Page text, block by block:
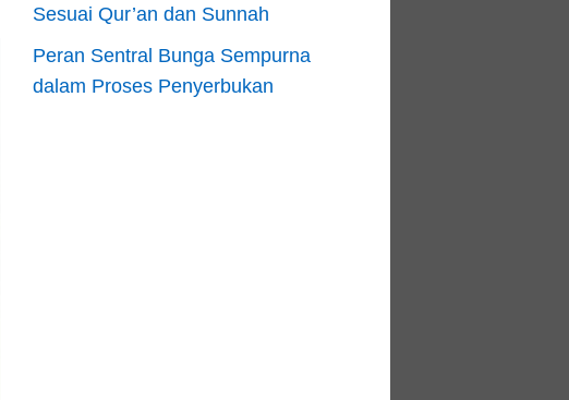
Sesuai Qur’an dan Sunnah
Peran Sentral Bunga Sempurna
dalam Proses Penyerbukan